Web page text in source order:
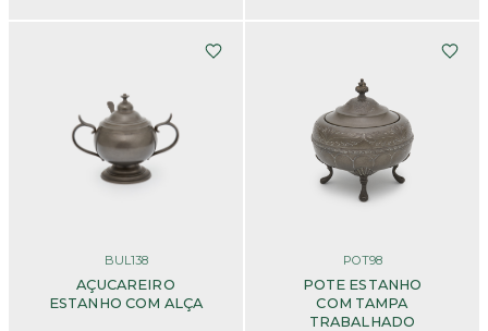
BUL138
AÇUCAREIRO
ESTANHO COM ALÇA
POT98
POTE ESTANHO
COM TAMPA
TRABALHADO